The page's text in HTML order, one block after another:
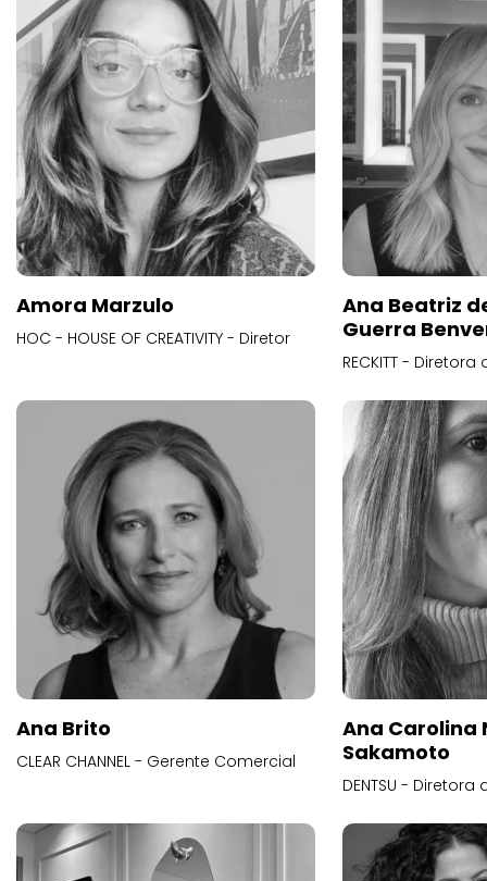
Amora Marzulo
HOC - HOUSE OF CREATIVITY - Diretor
Ana Beatriz
Guerra
RECKITT -
Ana Brito
CLEAR CHANNEL - Gerente Comercial
Ana Carolina
Sakamoto
DENTSU -